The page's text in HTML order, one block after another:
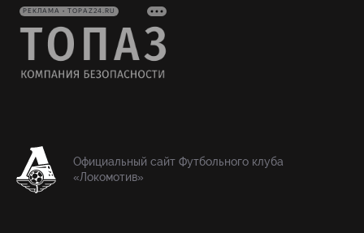
РЕКЛАМА • TOPAZ24.RU
Официальный сайт Футбольного клуба
«Локомотив»